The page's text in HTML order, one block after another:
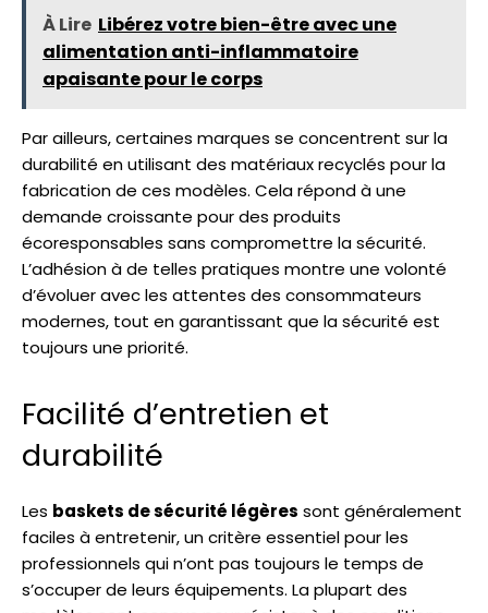
À Lire Libérez votre bien-être avec une
alimentation anti-inflammatoire
apaisante pour le corps
Par ailleurs, certaines marques se concentrent sur la
durabilité en utilisant des matériaux recyclés pour la
fabrication de ces modèles. Cela répond à une
demande croissante pour des produits
écoresponsables sans compromettre la sécurité.
L’adhésion à de telles pratiques montre une volonté
d’évoluer avec les attentes des consommateurs
modernes, tout en garantissant que la sécurité est
toujours une priorité.
Facilité d’entretien et
durabilité
Les baskets de sécurité légères sont généralement
faciles à entretenir, un critère essentiel pour les
professionnels qui n’ont pas toujours le temps de
s’occuper de leurs équipements. La plupart des